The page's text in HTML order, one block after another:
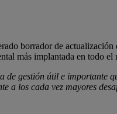
borrador de
más implantada en todo el
de gestión útil e importante
a los cada vez mayores